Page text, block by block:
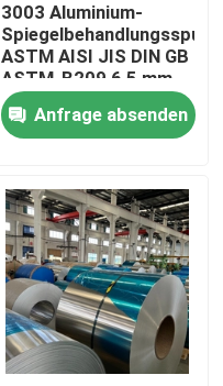
3003 Aluminium-
Spiegelbehandlungsspule
ASTM AISI JIS DIN GB
ASTM-B209 6,5 mm
Anfrage absenden